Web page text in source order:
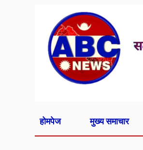
होमपेज मुख्य समाचार